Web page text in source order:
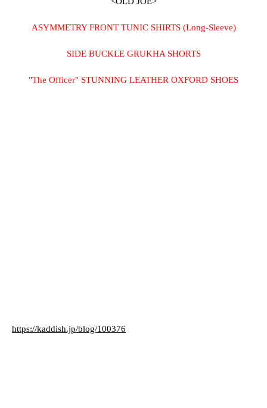
ASYMMETRY FRONT TUNIC SHIRTS (Long-Sleeve)
SIDE BUCKLE GRUKHA SHORTS
"The Officer" STUNNING LEATHER OXFORD SHOES
https://kaddish.jp/blog/100376